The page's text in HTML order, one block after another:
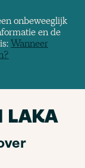
onbeweeglijk
en de
Wanneer
LAKA